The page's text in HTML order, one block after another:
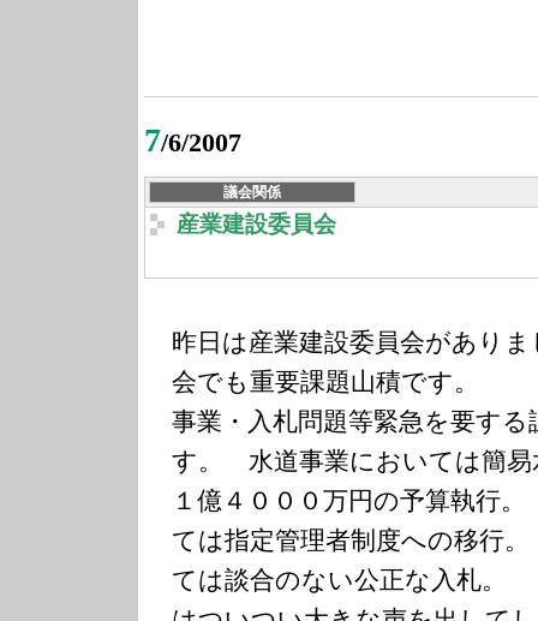
7/6/2007
議会関係
産業建設委員会
昨日は産業建設委員会があり
会でも重要課題山積です。
事業・入札問題等緊急を要す
す。 水道事業においては簡易
１億４０００万円の予算執行
ては指定管理者制度への移
ては談合のない公正な入札